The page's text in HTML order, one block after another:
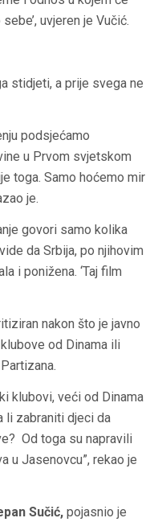
uvjeren je Vučić.
stidjeti, a prije svega ne
podsjećamo
u Prvom svjetskom
toga. Samo hoćemo mir
je.
govori samo kolika
da Srbija, po njihovim
i ponižena. ‘Taj film
nakon što je javno
od Dinama ili
klubovi, veći od Dinama
li zabraniti djeci da
Od toga su napravili
u Jasenovcu”, rekao je
Sučić, pojasnio je